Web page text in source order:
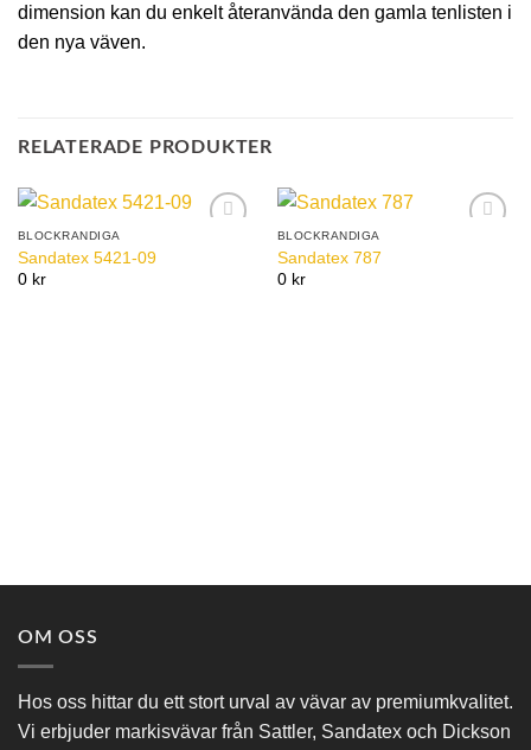
dimension kan du enkelt återanvända den gamla tenlisten i
den nya väven.
RELATERADE PRODUKTER
BLOCKRANDIGA
Sandatex 5421-09
0 kr
BLOCKRANDIGA
Sandatex 787
0 kr
OM OSS
Hos oss hittar du ett stort urval av vävar av premiumkvalitet.
Vi erbjuder markisvävar från Sattler, Sandatex och Dickson